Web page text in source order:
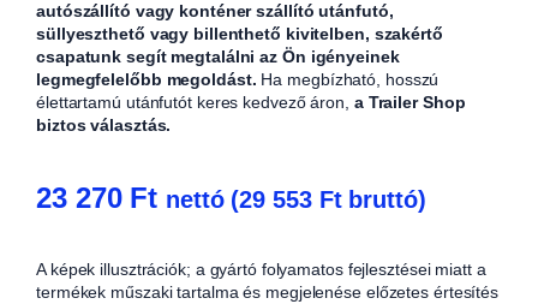
autószállító vagy konténer szállító utánfutó,
süllyeszthető vagy billenthető kivitelben, szakértő
csapatunk segít megtalálni az Ön igényeinek
legmegfelelőbb megoldást. Ha megbízható, hosszú
élettartamú utánfutót keres kedvező áron, a Trailer Shop
biztos választás.
23 270 Ft nettó (29 553 Ftbruttó)
A képek illusztrációk; a gyártó folyamatos fejlesztései miatt a
termékek műszaki tartalma és megjelenése előzetes értesítés